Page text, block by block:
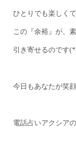
ひとりでも楽しく
この『余裕』が、
引き寄せるのです
今日もあなたが笑
電話占いアクシア